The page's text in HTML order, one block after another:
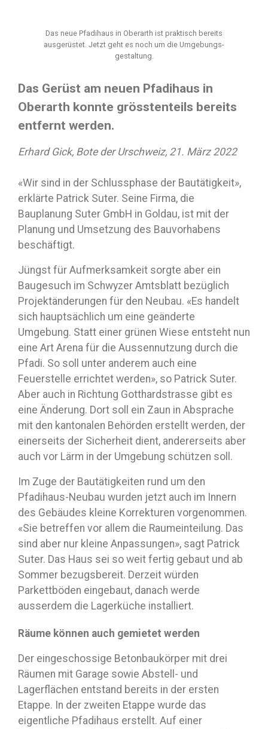
Das neue Pfadihaus in Oberarth ist praktisch bereits
ausgerüstet. Jetzt geht es noch um die Um­gebungs­
gestaltung.
Das Gerüst am neuen Pfadihaus in
Oberarth konnte grösstenteils bereits
entfernt werden.
Erhard Gick, Bote der Urschweiz, 21. März 2022
«Wir sind in der Schlussphase der Bautätigkeit»,
erklärte Patrick Suter. Seine Firma, die
Bauplanung Suter GmbH in Goldau, ist mit der
Planung und Umsetzung des Bauvorhabens
beschäftigt.
Jüngst für Aufmerksamkeit sorgte aber ein
Baugesuch im Schwyzer Amtsblatt bezüglich
Projektänderungen für den Neubau. «Es handelt
sich hauptsächlich um eine geänderte
Umgebung. Statt einer grünen Wiese entsteht nun
eine Art Arena für die Aussennutzung durch die
Pfadi. So soll unter anderem auch eine
Feuerstelle errichtet werden», so Patrick Suter.
Aber auch in Richtung Gotthardstrasse gibt es
eine Änderung. Dort soll ein Zaun in Absprache
mit den kantonalen Behörden erstellt werden, der
einerseits der Sicherheit dient, andererseits aber
auch vor Lärm in der Umgebung schützen soll.
Im Zuge der Bautätigkeiten rund um den
Pfadihaus-Neubau wurden jetzt auch im Innern
des Gebäudes kleine Korrekturen vorgenommen.
«Sie betreffen vor allem die Raumeinteilung. Das
sind aber nur kleine Anpassungen», sagt Patrick
Suter. Das Haus sei so weit fertig gebaut und ab
Sommer bezugsbereit. Derzeit würden
Parkettböden eingebaut, danach werde
ausserdem die Lagerküche installiert.
Räume können auch gemietet werden
Der eingeschossige Betonbaukörper mit drei
Räumen mit Garage sowie Abstell- und
Lagerflächen entstand bereits in der ersten
Etappe. In der zweiten Etappe wurde das
eigentliche Pfadihaus erstellt. Auf einer